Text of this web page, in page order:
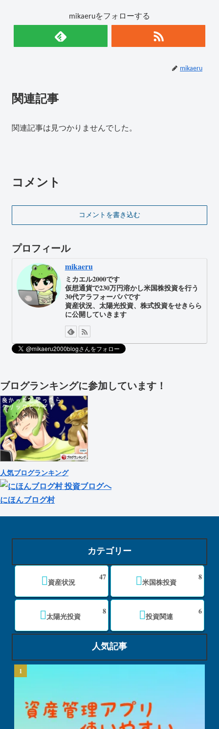
mikaeruをフォローする
mikaeru
関連記事
関連記事は見つかりませんでした。
コメント
コメントを書き込む
プロフィール
mikaeru
ミカエル2000です
仮想通貨で230万円溶かし米国株投資を行う
30代アラフォーパパです
資産状況、太陽光投資、株式投資をせきらら
に公開していきます
ブログランキングに参加しています！
人気ブログランキング
にほんブログ村
カテゴリー
資産状況
47
米国株投資
8
太陽光投資
8
投資関連
6
人気記事